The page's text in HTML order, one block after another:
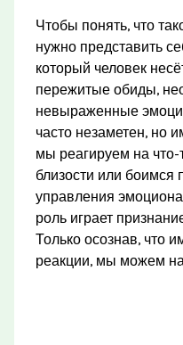
Чтобы понять, что
нужно представить
который человек
пережитые обиды,
невыраженные
часто незаметен, но
мы реагируем на что-
близости или боимся
управления
роль играет
Только осознав, что
реакции, мы можем